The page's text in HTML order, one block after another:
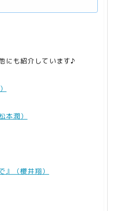
にも紹介しています♪
）
本潤）
』（櫻井翔）